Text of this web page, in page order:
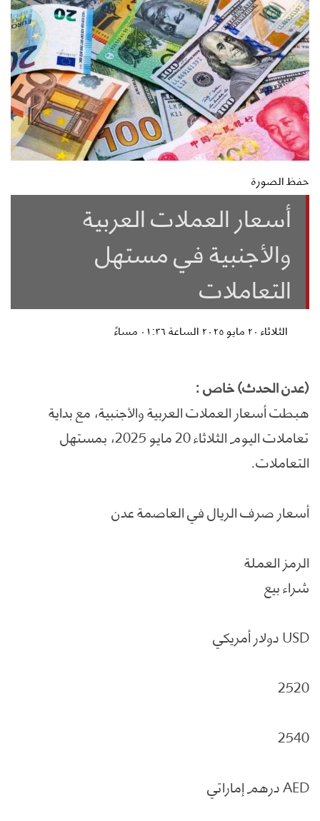
حفظ الصورة
أسعار العملات العربية
والأجنبية في مستهل
التعاملات
الثلاثاء ٢٠ مايو ٢٠٢٥ الساعة ٠١:٣٦ مساءً
(عدن الحدث) خاص :
هبطت أسعار العملات العربية والأجنبية، مع بداية
تعاملات اليوم الثلاثاء 20 مايو 2025، بمستهل
التعاملات.
أسعار صرف الريال في العاصمة عدن
الرمز العملة
شراء بيع
USD دولار أمريكي
2520
2540
AED درهم إماراتي